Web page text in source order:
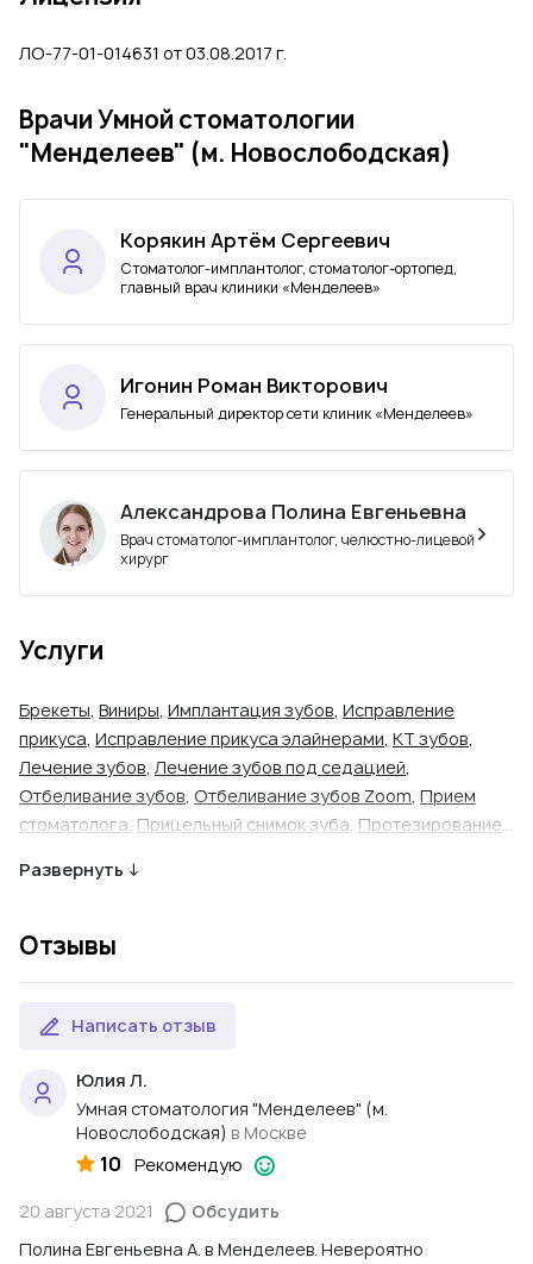
ЛО-77-01-014631 от 03.08.2017 г.
Врачи Умной стоматологии
"Менделеев" (м. Новослободская)
Корякин Артём Сергеевич
Стоматолог-имплантолог, стоматолог-ортопед,
главный врач клиники «Менделеев»
Игонин Роман Викторович
Генеральный директор сети клиник «Менделеев»
Александрова Полина Евгеньевна
Врач стоматолог-имплантолог, челюстно-лицевой
хирург
Услуги
Брекеты, Виниры, Имплантация зубов, Исправление
прикуса, Исправление прикуса элайнерами, КТ зубов,
Лечение зубов, Лечение зубов под седацией,
Отбеливание зубов, Отбеливание зубов Zoom, Прием
стоматолога, Прицельный снимок зуба, Протезирование
зуба (простое)
Развернуть ↓
Отзывы
Написать отзыв
Юлия Л.
Умная стоматология "Менделеев" (м.
Новослободская) в Москве
10 Рекомендую
20 августа 2021
Обсудить
Полина Евгеньевна А. в Менделеев. Невероятно